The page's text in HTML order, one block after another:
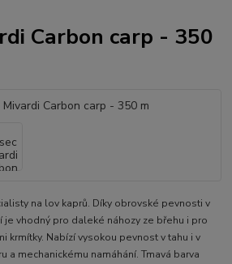
Carbon carp - 350
na lov kaprů. Díky obrovské pevnosti v
je vhodný pro daleké náhozy ze břehu i pro
krmítky. Nabízí vysokou pevnost v tahu i v
a mechanickému namáhání. Tmavá barva